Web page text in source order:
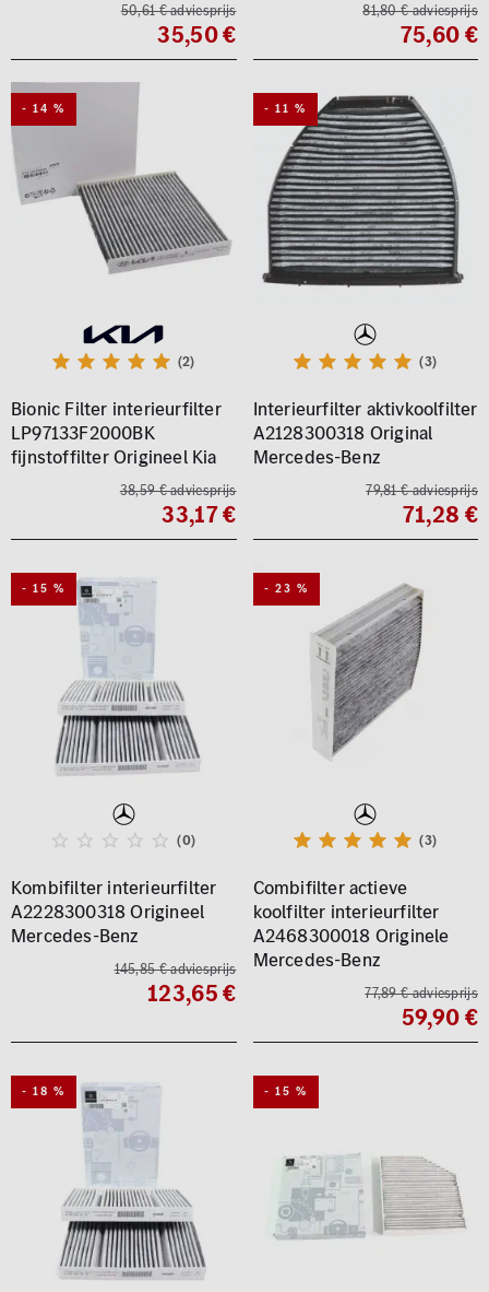
50,61 € adviesprijs
35,50 €
81,80 € adviesprijs
75,60 €
- 14 %
(2)
Bionic Filter interieurfilter
LP97133F2000BK
fijnstoffilter Origineel Kia
38,59 € adviesprijs
33,17 €
- 11 %
(3)
Interieurfilter aktivkoolfilter
A2128300318 Original
Mercedes-Benz
79,81 € adviesprijs
71,28 €
- 15 %
(0)
Kombifilter interieurfilter
A2228300318 Origineel
Mercedes-Benz
145,85 € adviesprijs
123,65 €
- 23 %
(3)
Combifilter actieve
koolfilter interieurfilter
A2468300018 Originele
Mercedes-Benz
77,89 € adviesprijs
59,90 €
- 18 % - 15 %